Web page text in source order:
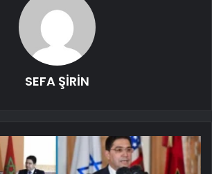
SEFA ŞİRİN